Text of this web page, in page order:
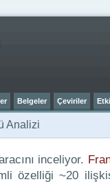
Belgeler Çeviriler
Analizi
inceliyor.
özelliği ~20